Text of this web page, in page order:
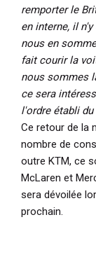
remporter le
en interne, il
nous en
fait courir la
nous sommes
ce sera
l'ordre établi du
Ce retour de la
nombre de
outre KTM, ce
McLaren et
sera dévoilée
prochain.